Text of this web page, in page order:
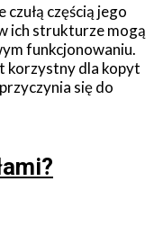
częścią jego
ich strukturze mogą
funkcjonowaniu.
korzystny dla kopyt
się do